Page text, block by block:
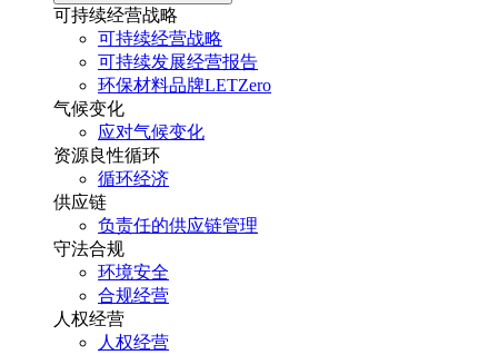
可持续经营战略
可持续经营战略
可持续发展经营报告
环保材料品牌LETZero
气候变化
应对气候变化
资源良性循环
循环经济
供应链
负责任的供应链管理
守法合规
环境安全
合规经营
人权经营
人权经营